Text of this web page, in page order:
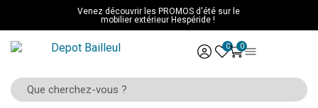
Venez découvrir les PROMOS d'été sur le
mobilier extérieur Hespéride !
0 0